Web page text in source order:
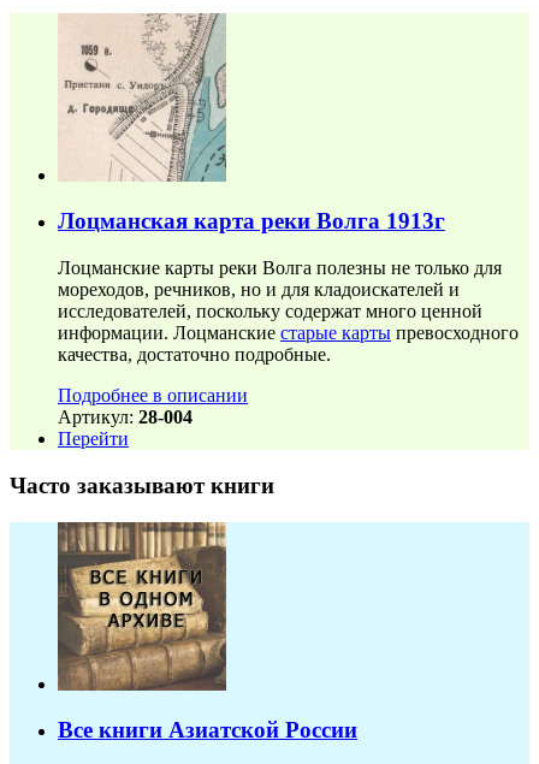
Лоцманская карта реки Волга 1913г
Лоцманские карты реки Волга полезны не только для
мореходов, речников, но и для кладоискателей и
исследователей, поскольку содержат много ценной
информации. Лоцманские старые карты превосходного
качества, достаточно подробные.
Подробнее в описании
Артикул: 28-004
Перейти
Часто заказывают книги
Все книги Азиатской России